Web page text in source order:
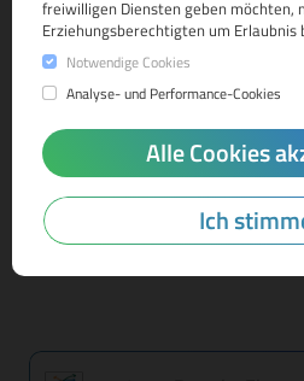
freiwilligen Diensten geben möchten,
Erziehungsberechtigten um Erlaubnis
Notwendige Cookies
Analyse- und Performance-Cookies
Alle Cookies
Ich
Mehr Infos zur